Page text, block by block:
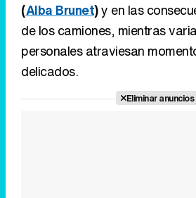
(Alba Brunet)y en las
de los camiones, mientras
personales atraviesan
delicados.
Eliminar anuncios